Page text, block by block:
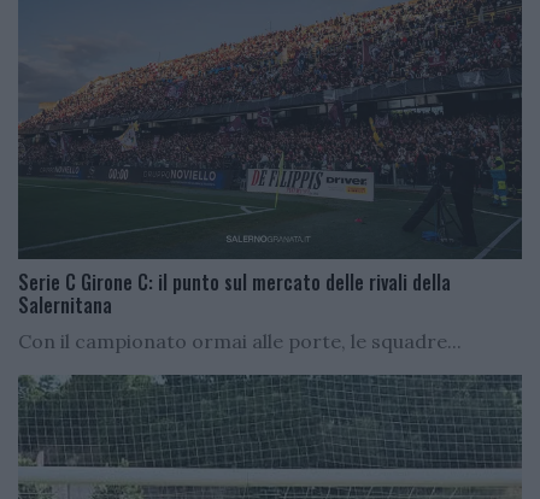
Serie C Girone C: il punto sul mercato delle rivali della
Salernitana
Con il campionato ormai alle porte, le squadre...